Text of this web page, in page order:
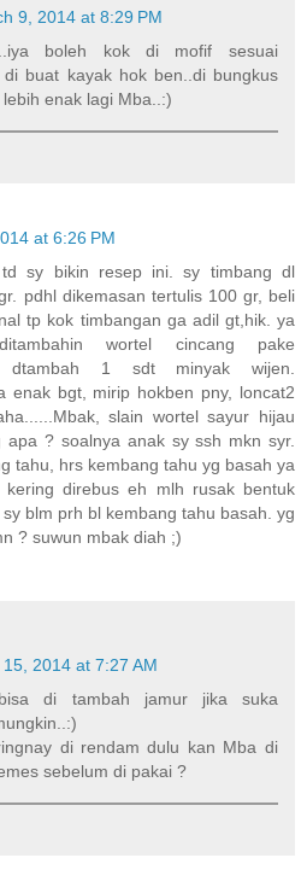
9, 2014 at 8:29 PM
boleh kok di mofif sesuai
buat kayak hok ben..di bungkus
enak lagi Mba..:)
at 6:26 PM
sy bikin resep ini. sy timbang dl
pdhl dikemasan tertulis 100 gr, beli
tp kok timbangan ga adil gt,hik. ya
wortel cincang pake
dtambah 1 sdt minyak wijen.
enak bgt, mirip hokben pny, loncat2
slain wortel sayur hijau
apa ? soalnya anak sy ssh mkn syr.
tahu, hrs kembang tahu yg basah ya
direbus eh mlh rusak bentuk
blm prh bl kembang tahu basah. yg
? suwun mbak diah ;)
15, 2014 at 7:27 AM
di tambah jamur jika suka
di rendam dulu kan Mba di
sebelum di pakai ?